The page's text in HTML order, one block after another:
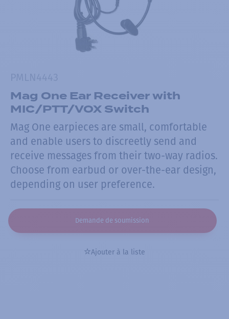
Mag One Ear Receiver with
MIC/PTT/VOX Switch
Mag One earpieces are small, comfortable
and enable users to discreetly send and
receive messages from their two-way radios.
Choose from earbud or over-the-ear design,
depending on user preference.
Demande de soumission
Ajouter à la liste